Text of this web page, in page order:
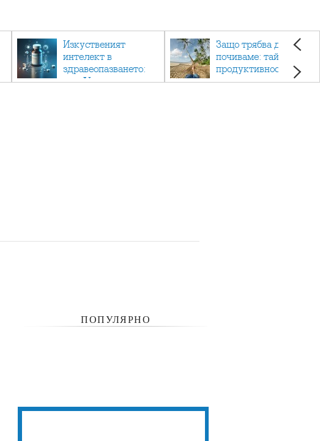
Изкуственият
интелект в
здравеопазването:
как AI променя
Защо трябва да си
почиваме: тайната на
продуктивността,
здравето и добрия
ПОПУЛЯРНО